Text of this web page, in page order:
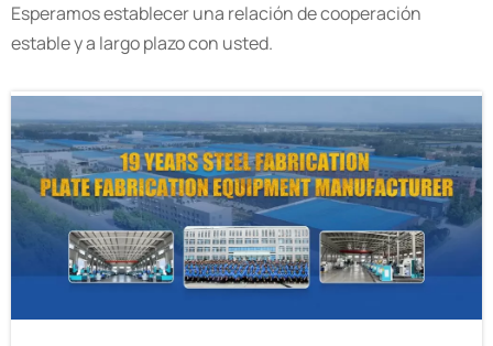
Esperamos establecer una relación de cooperación
estable y a largo plazo con usted.